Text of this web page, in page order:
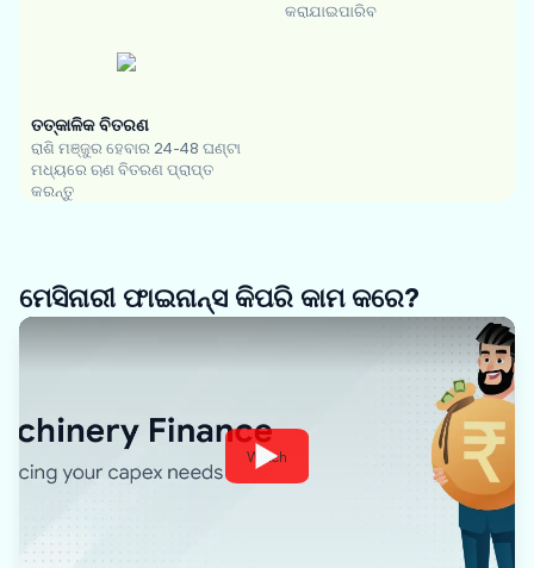
କରାଯାଇପାରିବ
ତତ୍କାଳିକ ବିତରଣ
ରାଶି ମଞ୍ଜୁର ହେବାର 24-48 ଘଣ୍ଟା
ମଧ୍ୟରେ ଋଣ ବିତରଣ ପ୍ରାପ୍ତ
କରନ୍ତୁ
ମେସିନାରୀ ଫାଇନାନ୍ସ କିପରି କାମ କରେ?
Watch